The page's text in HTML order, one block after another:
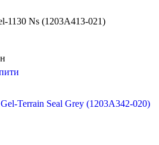
1130 Ns (1203A413-021)